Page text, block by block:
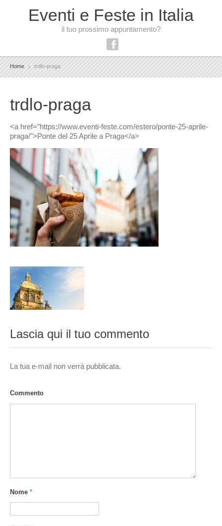
Eventi e Feste in Italia
il tuo prossimo appuntamento?
Home trdlo-praga
trdlo-praga
<a href="https://www.eventi-feste.com/estero/ponte-25-aprile-
praga/">Ponte del 25 Aprile a Praga</a>
Lascia qui il tuo commento
La tua e-mail non verrà pubblicata.
Commento
Nome *